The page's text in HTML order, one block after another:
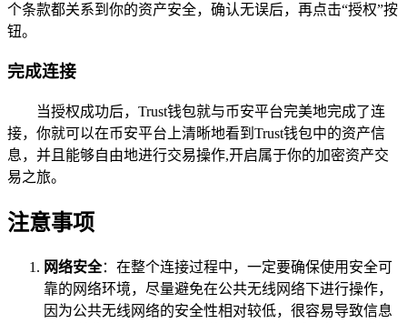
个条款都关系到你的资产安全，确认无误后，再点击“授权”按
钮。
完成连接
当授权成功后，Trust钱包就与币安平台完美地完成了连
接，你就可以在币安平台上清晰地看到Trust钱包中的资产信
息，并且能够自由地进行交易操作,开启属于你的加密资产交
易之旅。
注意事项
网络安全：在整个连接过程中，一定要确保使用安全可
靠的网络环境，尽量避免在公共无线网络下进行操作，
因为公共无线网络的安全性相对较低，很容易导致信息